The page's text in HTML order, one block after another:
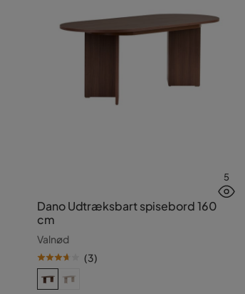
5
Dano Udtræksbart spisebord 160
cm
Valnød
(3)